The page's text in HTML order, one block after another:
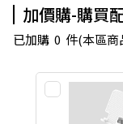
加價購-購買
已加購 0 件(本區商